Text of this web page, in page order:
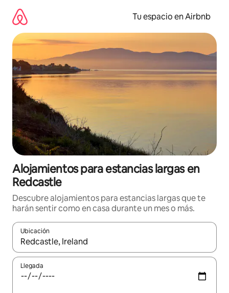
contenido
Tu espacio en Airbnb
Alojamientos para estancias largas en
Redcastle
Descubre alojamientos para estancias largas que te
harán sentir como en casa durante un mes o más.
Ubicación
Cuando los resultados estén disponibles, podrás navegar
Llegada